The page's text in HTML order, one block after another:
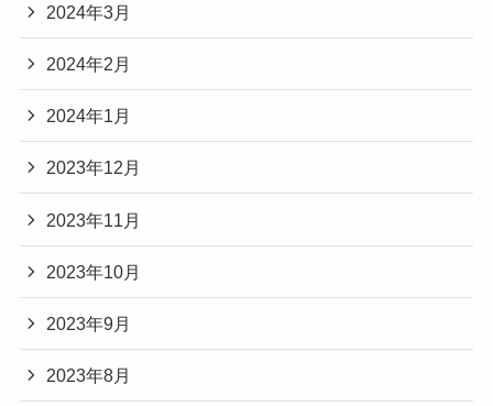
2024年3月
2024年2月
2024年1月
2023年12月
2023年11月
2023年10月
2023年9月
2023年8月